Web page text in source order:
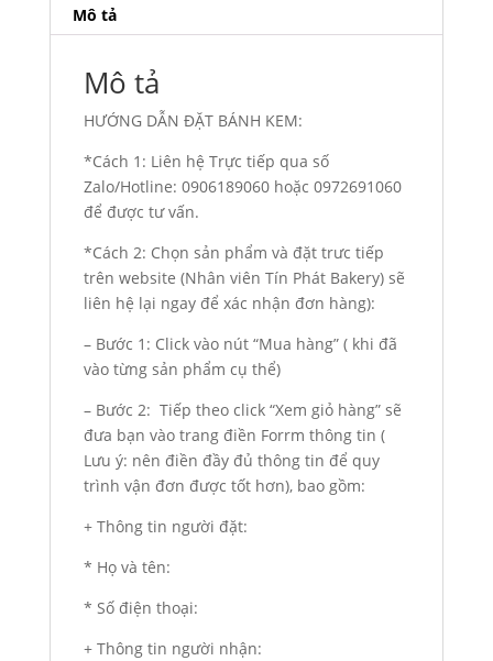
Mô tả
Mô tả
HƯỚNG DẪN ĐẶT BÁNH KEM:
*Cách 1: Liên hệ Trực tiếp qua số
Zalo/Hotline: 0906189060 hoặc 0972691060
để được tư vấn.
*Cách 2: Chọn sản phẩm và đặt trưc tiếp
trên website (Nhân viên Tín Phát Bakery) sẽ
liên hệ lại ngay để xác nhận đơn hàng):
– Bước 1: Click vào nút “Mua hàng” ( khi đã
vào từng sản phẩm cụ thể)
– Bước 2: Tiếp theo click “Xem giỏ hàng” sẽ
đưa bạn vào trang điền Forrm thông tin (
Lưu ý: nên điền đầy đủ thông tin để quy
trình vận đơn được tốt hơn), bao gồm:
+ Thông tin người đặt:
* Họ và tên:
* Số điện thoại:
+ Thông tin người nhận: